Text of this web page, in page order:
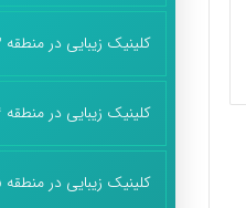
کلینیک زیبایی در منطقه 3
کلینیک زیبایی در منطقه 4
کلینیک زیبایی در منطقه 5